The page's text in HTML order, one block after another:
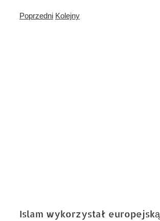
Poprzedni Kolejny
Islam wykorzystał europejską